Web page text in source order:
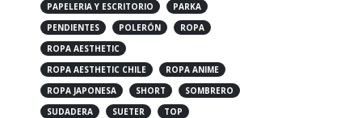
PAPELERIA Y ESCRITORIO
PARKA
PENDIENTES
POLERÓN
ROPA
ROPA AESTHETIC
ROPA AESTHETIC CHILE
ROPA ANIME
ROPA JAPONESA
SHORT
SOMBRERO
SUDADERA
SUETER
TOP